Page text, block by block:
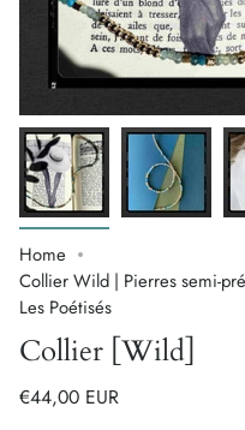
Home
Collier Wild | Pierres semi-
Les Poétisés
Collier [Wild]
€44,00 EUR